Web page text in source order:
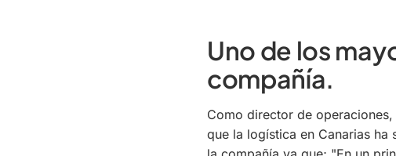
Uno de los
compañía.
Como director de
que la logística en Canarias